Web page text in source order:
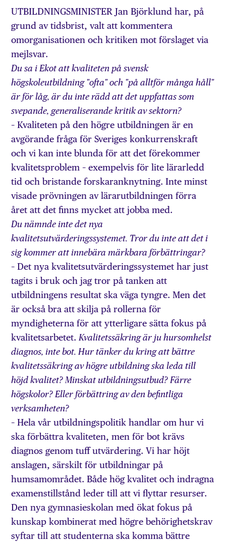
UTBILDNINGSMINISTER Jan Björklund har, på
grund av tidsbrist, valt att kommentera
omorganisationen och kritiken mot förslaget via
mejlsvar.
Du sa i Ekot att kvaliteten på svensk
högskoleutbildning "ofta" och "på alltför många håll"
är för låg, är du inte rädd att det uppfattas som
svepande, generaliserande kritik av sektorn?
– Kvaliteten på den högre utbildningen är en
avgörande fråga för Sveriges konkurrenskraft
och vi kan inte blunda för att det förekommer
kvalitetsproblem – exempelvis för lite lärarledd
tid och bristande forskaranknytning. Inte minst
visade prövningen av lärarutbildningen förra
året att det finns mycket att jobba med.
Du nämnde inte det nya
kvalitetsutvärderingssystemet. Tror du inte att det i
sig kommer att innebära märkbara förbättringar?
– Det nya kvalitetsutvärderingssystemet har just
tagits i bruk och jag tror på tanken att
utbildningens resultat ska väga tyngre. Men det
är också bra att skilja på rollerna för
myndigheterna för att ytterligare sätta fokus på
kvalitetsarbetet.Kvalitetssäkring är ju hursomhelst
diagnos, inte bot. Hur tänker du kring att bättre
kvalitetssäkring av högre utbildning ska leda till
höjd kvalitet? Minskat utbildningsutbud? Färre
högskolor? Eller förbättring av den befintliga
verksamheten?
– Hela vår utbildningspolitik handlar om hur vi
ska förbättra kvaliteten, men för bot krävs
diagnos genom tuff utvärdering. Vi har höjt
anslagen, särskilt för utbildningar på
humsamområdet. Både hög kvalitet och indragna
examenstillstånd leder till att vi flyttar resurser.
Den nya gymnasieskolan med ökat fokus på
kunskap kombinerat med högre behörighetskrav
syftar till att studenterna ska komma bättre